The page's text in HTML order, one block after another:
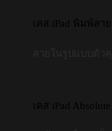
เคส iPad พิมพ์ลาย
เคส iPad Absolute